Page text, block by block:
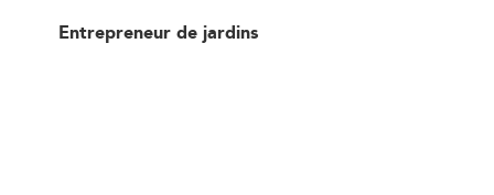
Entrepreneur de jardins